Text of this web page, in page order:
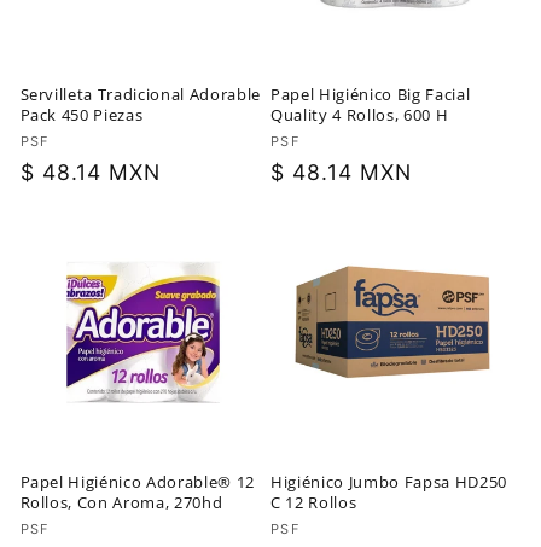
Servilleta Tradicional Adorable
Pack 450 Piezas
Proveedor:
PSF
Precio
$ 48.14 MXN
Papel Higiénico Big Facial
Quality 4 Rollos, 600 H
Proveedor:
PSF
Precio
$ 48.14 MXN
Papel Higiénico Adorable® 12
Rollos, Con Aroma, 270hd
Proveedor:
PSF
Higiénico Jumbo Fapsa HD250
C 12 Rollos
Proveedor:
PSF